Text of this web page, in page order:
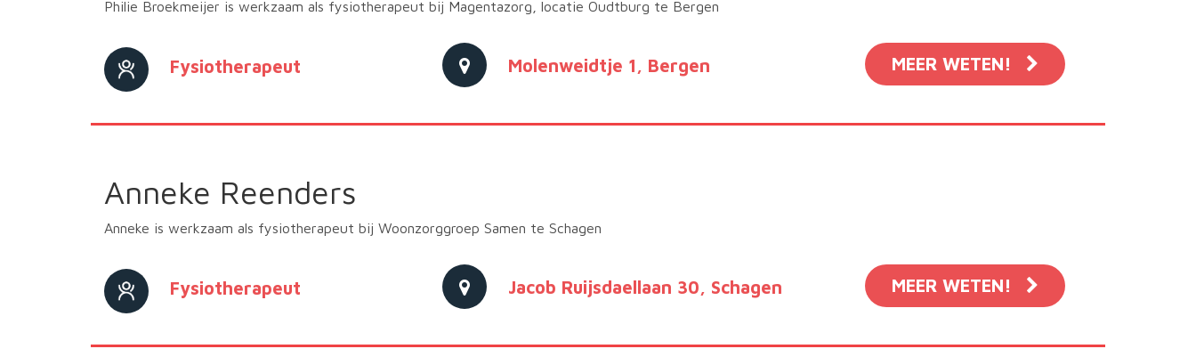
Philie Broekmeijer is werkzaam als fysiotherapeut bij Magentazorg, locatie Oudtburg te Bergen
Fysiotherapeut Molenweidtje 1, Bergen MEER WETEN!
Anneke Reenders
Anneke is werkzaam als fysiotherapeut bij Woonzorggroep Samen te Schagen
Fysiotherapeut Jacob Ruijsdaellaan 30, Schagen MEER WETEN!